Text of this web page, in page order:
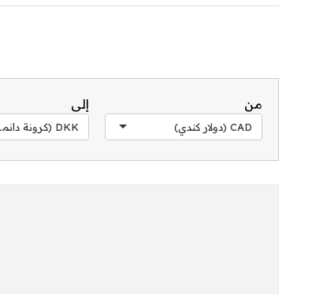
من
CAD (دولار كندي)
إلى
DKK (كرونة دانمركية)